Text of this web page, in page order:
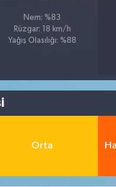
Nem: %83
Rüzgar: 18 km/h
Yağış Olasılığı: %88
Orta